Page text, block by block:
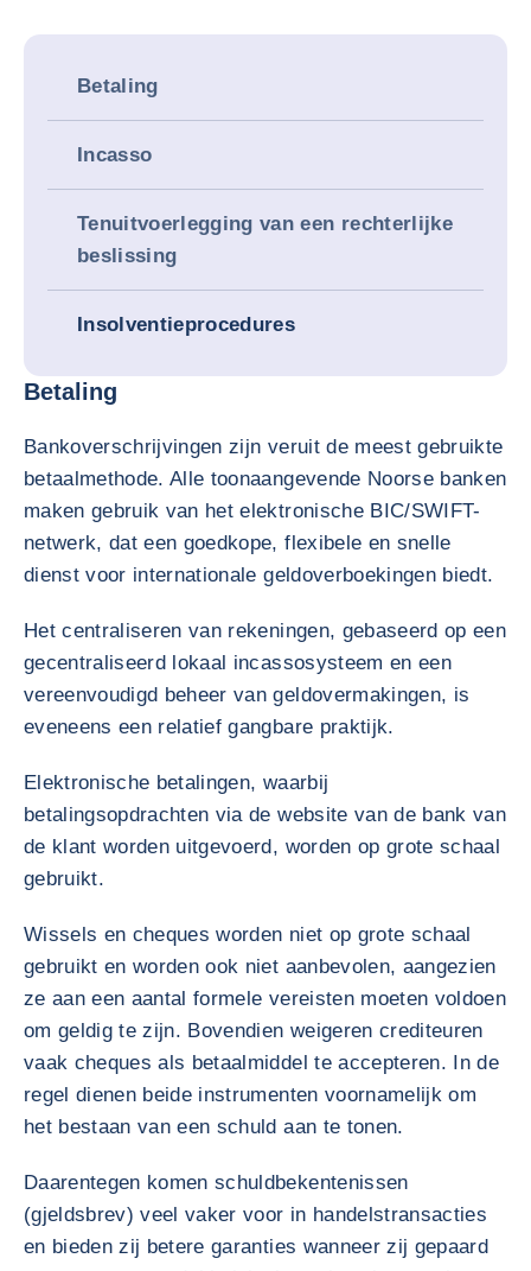
Betaling
Incasso
Tenuitvoerlegging van een rechterlijke
beslissing
Insolventieprocedures
Betaling
Bankoverschrijvingen zijn veruit de meest gebruikte
betaalmethode. Alle toonaangevende Noorse banken
maken gebruik van het elektronische BIC/SWIFT-
netwerk, dat een goedkope, flexibele en snelle
dienst voor internationale geldoverboekingen biedt.
Het centraliseren van rekeningen, gebaseerd op een
gecentraliseerd lokaal incassosysteem en een
vereenvoudigd beheer van geldovermakingen, is
eveneens een relatief gangbare praktijk.
Elektronische betalingen, waarbij
betalingsopdrachten via de website van de bank van
de klant worden uitgevoerd, worden op grote schaal
gebruikt.
Wissels en cheques worden niet op grote schaal
gebruikt en worden ook niet aanbevolen, aangezien
ze aan een aantal formele vereisten moeten voldoen
om geldig te zijn. Bovendien weigeren crediteuren
vaak cheques als betaalmiddel te accepteren. In de
regel dienen beide instrumenten voornamelijk om
het bestaan van een schuld aan te tonen.
Daarentegen komen schuldbekentenissen
(gjeldsbrev) veel vaker voor in handelstransacties
en bieden zij betere garanties wanneer zij gepaard